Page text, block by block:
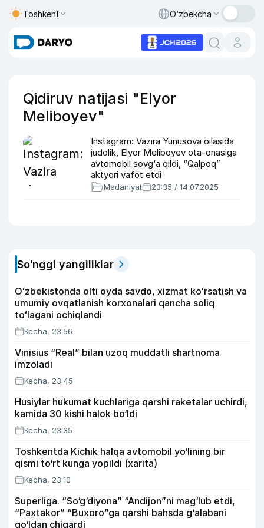
Toshkent O‘zbekcha
Qidiruv natijasi "Elyor
Meliboyev"
Instagram: Vazira Yunusova oilasida
judolik, Elyor Meliboyev ota-onasiga
avtomobil sovg‘a qildi, “Qalpoq”
aktyori vafot etdi
Madaniyat 23:35 / 14.07.2025
So‘nggi yangiliklar
Oʻzbekistonda olti oyda savdo, xizmat koʻrsatish va
umumiy ovqatlanish korxonalari qancha soliq
toʻlagani ochiqlandi
Kecha, 23:56
Vinisius “Real” bilan uzoq muddatli shartnoma
imzoladi
Kecha, 23:45
Husiylar hukumat kuchlariga qarshi raketalar uchirdi,
kamida 30 kishi halok bo‘ldi
Kecha, 23:35
Toshkentda Kichik halqa avtomobil yo‘lining bir
qismi to‘rt kunga yopildi (xarita)
Kecha, 23:10
Superliga. “So‘g‘diyona” “Andijon”ni mag‘lub etdi,
“Paxtakor” “Buxoro”ga qarshi bahsda g‘alabani
qo‘ldan chiqardi